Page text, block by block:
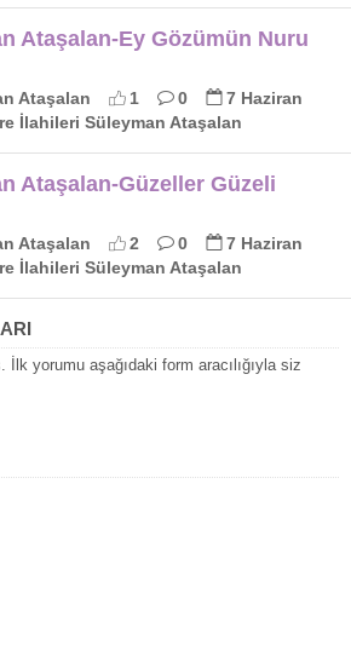
Ataşalan-Ey Gözümün Nuru
Ataşalan 1 0
7 Haziran
İlahileri Süleyman Ataşalan
Ataşalan-Güzeller Güzeli
Ataşalan 2 0
7 Haziran
İlahileri Süleyman Ataşalan
İlk yorumu aşağıdaki form aracılığıyla siz